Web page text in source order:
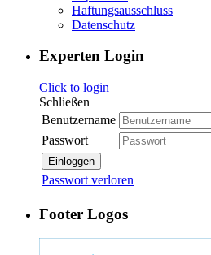
Haftungsausschluss
Datenschutz
Experten Login
Click to login
Schließen
Benutzername
Passwort
Einloggen
Passwort verloren
Footer Logos